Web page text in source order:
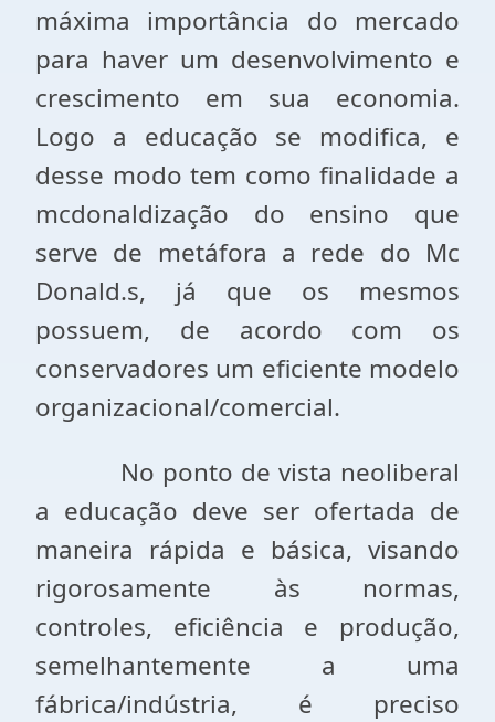
máxima importância do mercado
para haver um desenvolvimento e
crescimento em sua economia.
Logo a educação se modifica, e
desse modo tem como finalidade a
mcdonaldização do ensino que
serve de metáfora a rede do Mc
Donald.s, já que os mesmos
possuem, de acordo com os
conservadores um eficiente modelo
organizacional/comercial.
No ponto de vista neoliberal
a educação deve ser ofertada de
maneira rápida e básica, visando
rigorosamente às normas,
controles, eficiência e produção,
semelhantemente a uma
fábrica/indústria, é preciso